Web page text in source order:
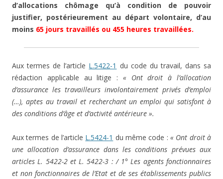
d’allocations chômage qu’à condition de pouvoir
justifier, postérieurement au départ volontaire, d’au
moins 65 jours travaillés ou 455 heures travaillées.
Aux termes de l’article L.5422-1 du code du travail, dans sa
rédaction applicable au litige : « Ont droit à l’allocation
d’assurance les travailleurs involontairement privés d’emploi
(…), aptes au travail et recherchant un emploi qui satisfont à
des conditions d’âge et d’activité antérieure ».
Aux termes de l’article L.5424-1 du même code :« Ont droit à
une allocation d’assurance dans les conditions prévues aux
articles L. 5422-2 et L. 5422-3 : / 1° Les agents fonctionnaires
et non fonctionnaires de l’Etat et de ses établissements publics